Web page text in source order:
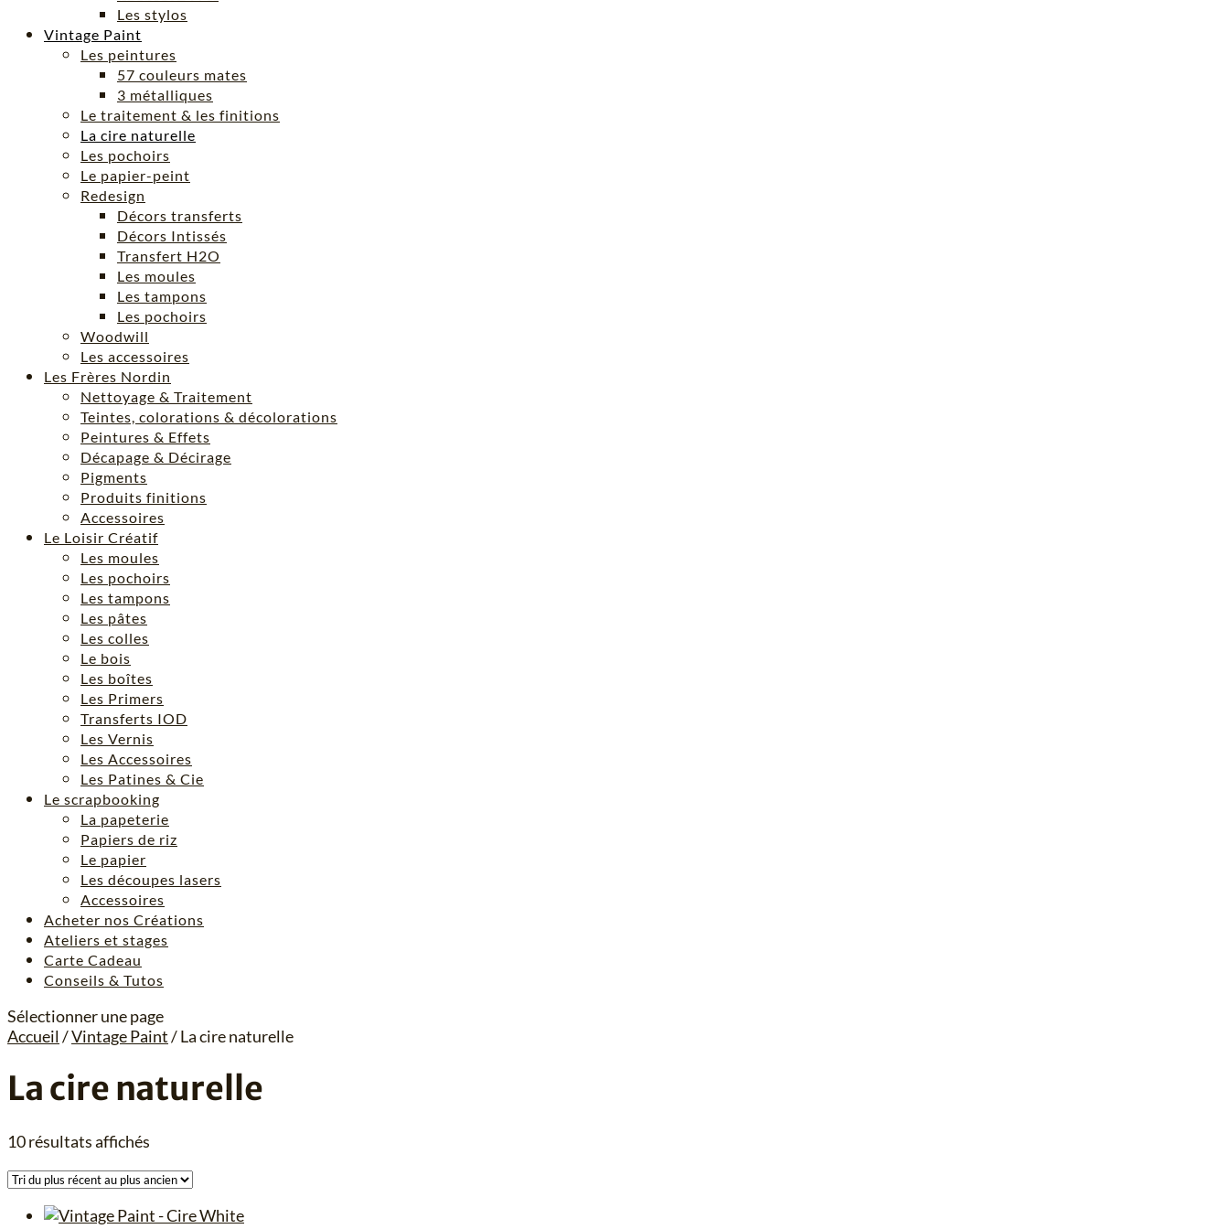
Les stylos
Vintage Paint
Les peintures
57 couleurs mates
3 métalliques
Le traitement & les finitions
La cire naturelle
Les pochoirs
Le papier-peint
Redesign
Décors transferts
Décors Intissés
Transfert H2O
Les moules
Les tampons
Les pochoirs
Woodwill
Les accessoires
Les Frères Nordin
Nettoyage & Traitement
Teintes, colorations & décolorations
Peintures & Effets
Décapage & Décirage
Pigments
Produits finitions
Accessoires
Le Loisir Créatif
Les moules
Les pochoirs
Les tampons
Les pâtes
Les colles
Le bois
Les boîtes
Les Primers
Transferts IOD
Les Vernis
Les Accessoires
Les Patines & Cie
Le scrapbooking
La papeterie
Papiers de riz
Le papier
Les découpes lasers
Accessoires
Acheter nos Créations
Ateliers et stages
Carte Cadeau
Conseils & Tutos
Sélectionner une page
Accueil /Vintage Paint/ La cire naturelle
La cire naturelle
10 résultats affichés
plus
au